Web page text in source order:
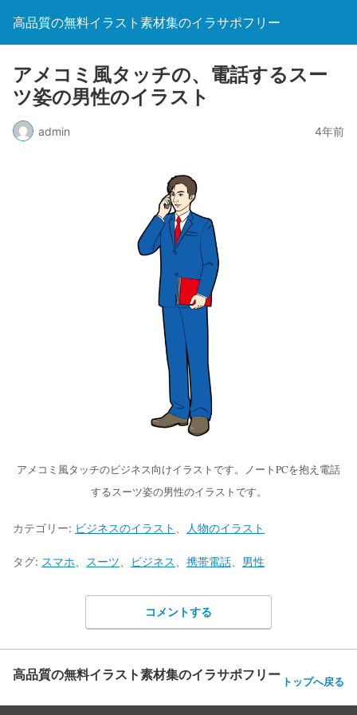
高品質の無料イラスト素材集のイラサポフリー
アメコミ風タッチの、電話するスー
ツ姿の男性のイラスト
admin 4年前
アメコミ風タッチのビジネス向けイラストです。ノートPCを抱え電話
するスーツ姿の男性のイラストです。
カテゴリー: ビジネスのイラスト 人物のイラスト
タグ: スマホ スーツ ビジネス 携帯電話 男性
コメントする
高品質の無料イラスト素材集のイラサポフリー トップへ戻る